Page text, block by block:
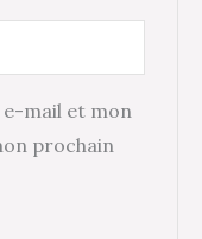
mail et mon
prochain